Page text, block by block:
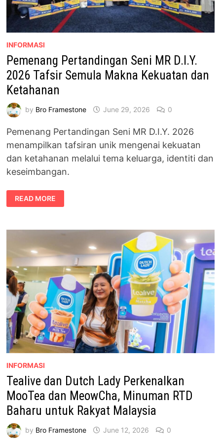
INFORMASI
Pemenang Pertandingan Seni MR D.I.Y.
2026 Tafsir Semula Makna Kekuatan dan
Ketahanan
by Bro Framestone June 29, 2026 0
Pemenang Pertandingan Seni MR D.I.Y. 2026
menampilkan tafsiran unik mengenai kekuatan
dan ketahanan melalui tema keluarga, identiti dan
keseimbangan.
PEMENANG
PERTANDINGAN
SENI
2026
MAKNA
KEKUATAN
KETAHANAN
READ MORE
INFORMASI
Tealive dan Dutch Lady Perkenalkan
MooTea dan MeowCha, Minuman RTD
Baharu untuk Rakyat Malaysia
by Bro Framestone June 12, 2026 0